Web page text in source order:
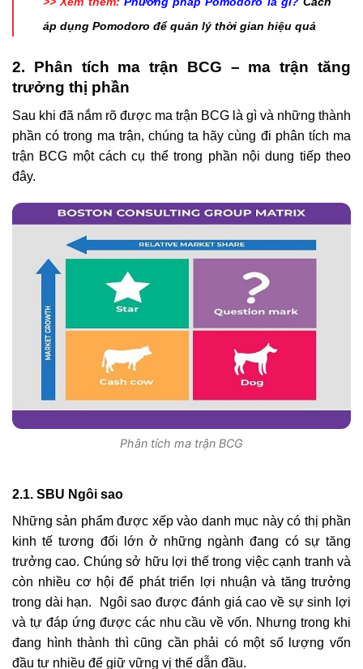
áp dụng Pomodoro để quản lý thời gian hiệu quả
2. Phân tích ma trận BCG – ma trận tăng
trưởng thị phần
Sau khi đã nắm rõ được ma trận BCG là gì và những thành
phần có trong ma trận, chúng ta hãy cùng đi phân tích ma
trận BCG một cách cụ thể trong phần nội dung tiếp theo
đây.
Phân tích ma trận BCG
2.1. SBU Ngôi sao
Những sản phẩm được xếp vào danh mục này có thị phần
kinh tế tương đối lớn ở những ngành đang có sự tăng
trưởng cao. Chúng sở hữu lợi thế trong việc cạnh tranh và
còn nhiều cơ hội để phát triển lợi nhuận và tăng trưởng
trong dài hạn. Ngôi sao được đánh giá cao về sự sinh lợi
và tự đáp ứng được các nhu cầu về vốn. Nhưng trong khi
đang hình thành thì cũng cần phải có một số lượng vốn
đầu tư nhiều để giữ vững vị thế dẫn đầu.